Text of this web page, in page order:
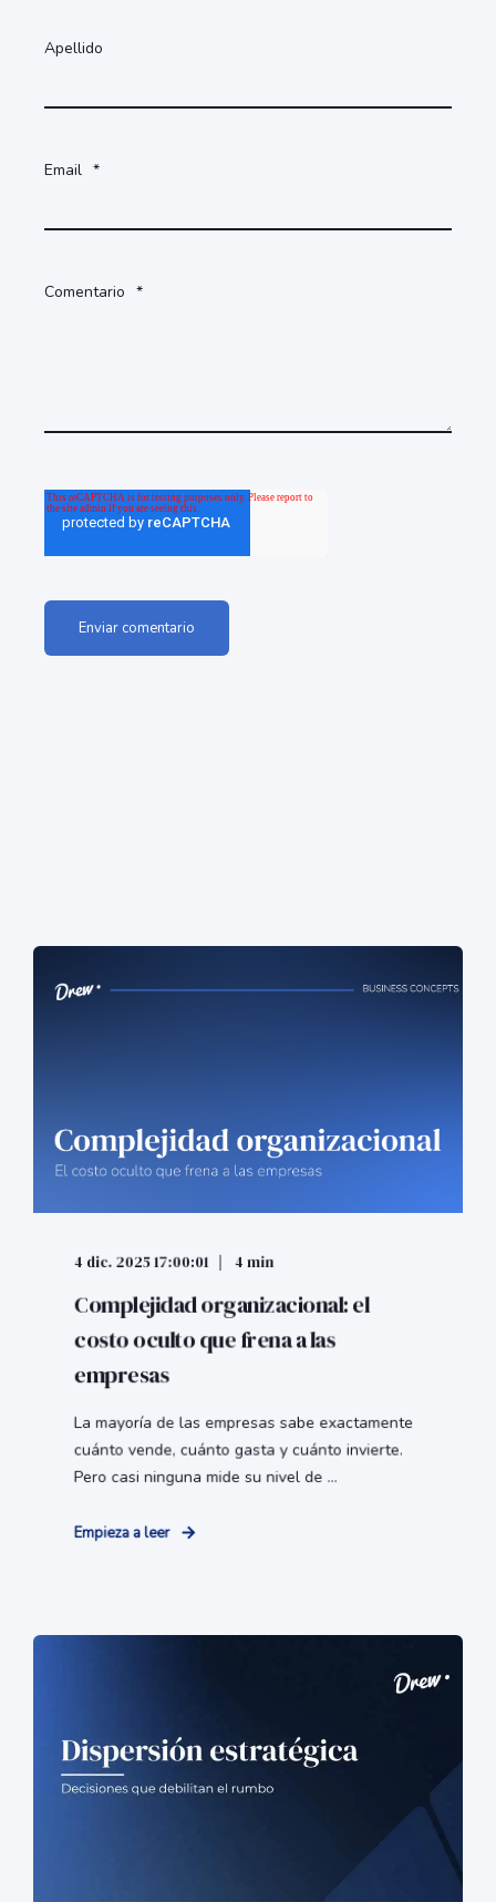
Apellido
Email *
Comentario *
4 dic. 2025 17:00:01 4 min
Complejidad organizacional: el
costo oculto que frena a las
empresas
La mayoría de las empresas sabe exactamente
cuánto vende, cuánto gasta y cuánto invierte.
Pero casi ninguna mide su nivel de ...
Empieza a leer